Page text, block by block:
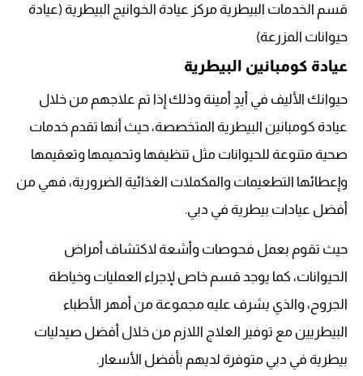
قسم الخدمات البيطرية مركز عيادة الخوانيج البيطرية (عيادة
حيوانات المزرعة)
عيادة كومبانين البيطرية
حيوانك الأليف في أيدٍ أمينة وذلك إذا تم علاجهم من خلال
عيادة كومبانين البيطرية المتخصصة، حيث أنها تقدم خدمات
صحية متنوعة للحيوانات مثل تنظيفها وتحميمها وتعقيمها
وإعطائها التطعيمات والمكملات الغذائية الضرورية، فهي من
أفضل عيادات بيطرية في دبي.
حيث تقوم بعمل فحوصات وأشعة لاكتشاف أمراض
الحيوانات، كما يوجد قسم خاص لإجراء العمليات وخياطة
الجروح، والذي يشرف عليه مجموعة من أمهر الأطباء
البيطريين مع توفير العلاج اللازم من خلال أفضل صيدليات
بيطرية في دبي متوفرة لديهم بأفضل الأسعار.